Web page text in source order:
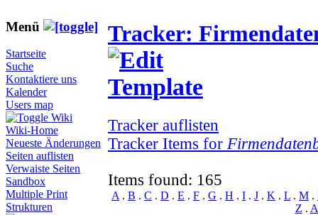
Menü
Startseite
Suche
Kontaktiere uns
Kalender
Users map
Wiki
Wiki-Home
Neueste Änderungen
Seiten auflisten
Verwaiste Seiten
Sandbox
Multiple Print
Strukturen
Tracker:
Tracker auflisten
Tracker Items for
Items found: 165
A . B . C . D . E . F . G . H . I . J . K . L . M .
Z .